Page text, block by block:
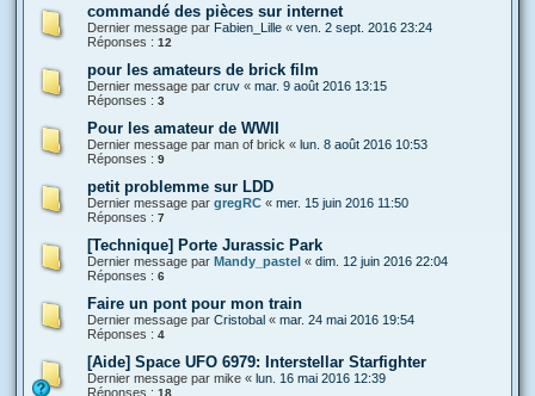
commandé des pièces sur internet
Dernier message par Fabien_Lille « ven. 2 sept. 2016 23:24
Réponses : 12
pour les amateurs de brick film
Dernier message par cruv « mar. 9 août 2016 13:15
Réponses : 3
Pour les amateur de WWII
Dernier message par man of brick « lun. 8 août 2016 10:53
Réponses : 9
petit problemme sur LDD
Dernier message par gregRC « mer. 15 juin 2016 11:50
Réponses : 7
[Technique] Porte Jurassic Park
Dernier message par Mandy_pastel « dim. 12 juin 2016 22:04
Réponses : 6
Faire un pont pour mon train
Dernier message par Cristobal « mar. 24 mai 2016 19:54
Réponses : 4
[Aide] Space UFO 6979: Interstellar Starfighter
Dernier message par mike « lun. 16 mai 2016 12:39
Réponses : 18